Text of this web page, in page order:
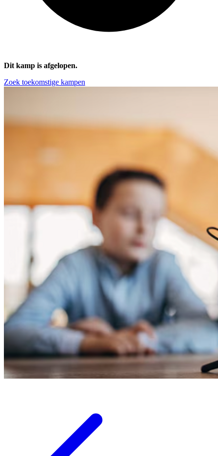
Dit kamp is afgelopen.
Zoek toekomstige kampen